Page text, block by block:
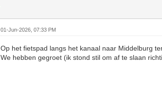
01-Jun-2026, 07:33 PM
Op het fietspad langs het kanaal naar Middelburg
We hebben gegroet (ik stond stil om af te slaan